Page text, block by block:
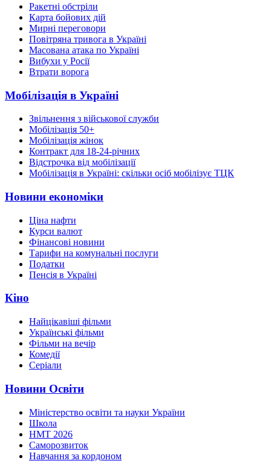
Ракетні обстріли
Карта бойових дій
Мирні переговори
Повітряна тривога в Україні
Масована атака по Україні
Вибухи у Росії
Втрати ворога
Мобілізація в Україні
Звільнення з військової служби
Мобілізація 50+
Мобілізація жінок
Контракт для 18-24-річних
Відстрочка від мобілізації
Мобілізація в Україні: скільки осіб мобілізує ТЦК
Новини економіки
Ціна нафти
Курси валют
Фінансові новини
Тарифи на комунальні послуги
Податки
Пенсія в Україні
Кіно
Найцікавіші фільми
Українські фільми
Фільми на вечір
Комедії
Серіали
Новини Освіти
Міністерство освіти та науки України
Школа
НМТ 2026
Саморозвиток
Навчання за кордоном